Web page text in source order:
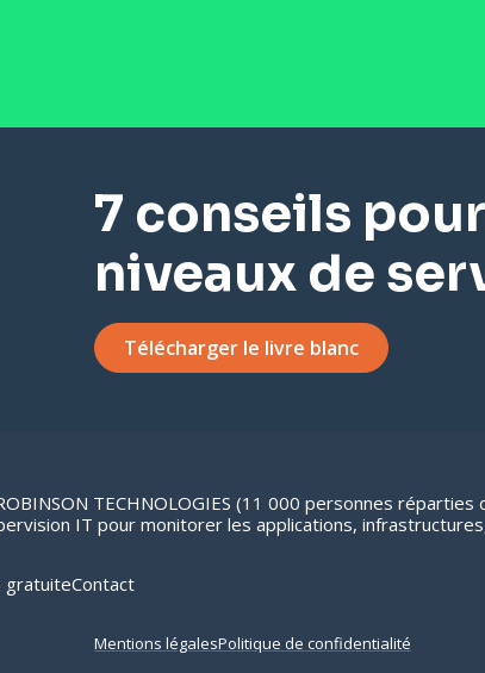
7 conseils
niveaux de
Télécharger le livre blanc
TECHNOLOGIES (11 000 personnes réparties
IT pour monitorer les applications,
gratuiteContact
Mentions légalesPolitique de confidentialité